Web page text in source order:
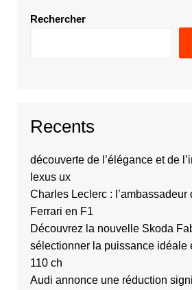
Rechercher
Recents
découverte de l’élégance et de
lexus ux
Charles Leclerc : l’ambassadeur
Ferrari en F1
Découvrez la nouvelle Skoda
sélectionner la puissance idéale
110 ch
Audi annonce une réduction